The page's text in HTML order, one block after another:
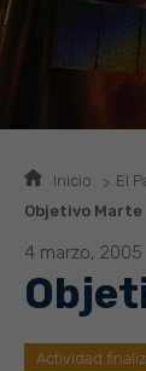
Inicio El
Objetivo Marte
4 marzo, 2005
Actividad